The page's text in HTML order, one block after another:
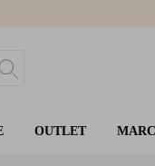
OUTLET